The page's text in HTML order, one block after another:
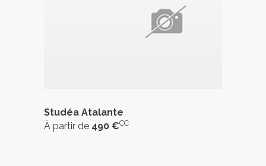
Studéa Atalante
À partir de 490 €CC